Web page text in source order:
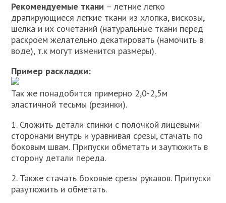
Рекомендуемые ткани – летние легко
драпирующиеся легкие ткани из хлопка, вискозы,
шелка и их сочетаний (натуральные ткани перед
раскроем желательно декатировать (намочить в
воде), т.к могут изменится размеры).
Пример раскладки:
Так же понадобится примерно 2,0-2,5м
эластичной тесьмы (резинки).
1. Сложить детали спинки с полочкой лицевыми
сторонами внутрь и уравнивая срезы, стачать по
боковым швам. Припуски обметать и заутюжить в
сторону детали переда.
2. Также стачать боковые срезы рукавов. Припуски
разутюжить и обметать.